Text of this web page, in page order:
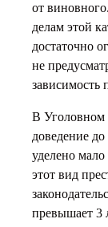
от
делам этой
достаточно
не
зависимость
В Уголовном
доведение
уделено мало
этот вид
превышает 3